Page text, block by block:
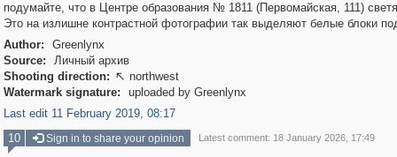
подумайте, что в Центре образования № 1811 (Первомайская, 111)
Это на излишне контрастной фотографии так выделяют белые блоки
Author:
Greenlynx
Source:
Личный архив
Shooting direction:  northwest
Watermark signature:
uploaded by Greenlynx
Last edit 11 February 2019, 08:17
10
Sign in to share your opinion Latest comment: 18 January 2026, 17:49